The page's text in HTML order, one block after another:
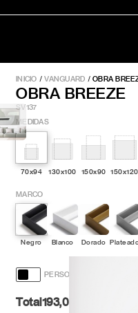
INICIO /VANGUARD / OBRA
OBRA BREEZE
SV137
MEDIDAS
70x94 130x100 150x90 150x120
PERSONALIZACIÓN Y
MARCO
Negro Blanco Dorado
Total193,00